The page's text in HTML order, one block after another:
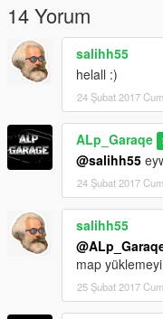
14 Yorum
salihh55
helall :)
24 Şubat 2017
ALp_Garaqe
@salihh55
24 Şubat 2017
salihh55
map
25 Şubat 2017